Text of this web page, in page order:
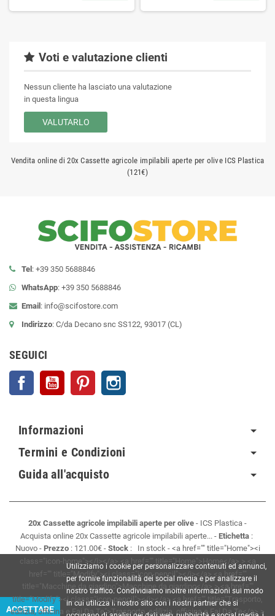
Voti e valutazione clienti
Nessun cliente ha lasciato una valutazione
in questa lingua
VALUTARLO
Vendita online di 20x Cassette agricole impilabili aperte per olive ICS Plastica
(121€)
Tel: +39 350 5688846
WhatsApp: +39 350 5688846
Email: info@scifostore.com
Indirizzo: C/da Decano snc SS122, 93017 (CL)
SEGUICI
Facebook YouTube Pinterest
Informazioni
Termini e Condizioni
Guida all'acquisto
20x Cassette agricole impilabili aperte per olive - ICS Plastica -
Acquista online 20x Cassette agricole impilabili aperte... - Etichetta :
Nuovo- Prezzo: 121.00€- Stock: In stock - <a href="" title="Home"><i
class="icon-home"></i></a> <a href="" title="Home">Home</a> > <a
href="" title="Modify"><i class="icon-pencil"></i></a> <a href=""
title="Macchine da giardino">Macchine da giardino</a> > <a href=""
title="Modify"><i class="icon-pencil"></i></a> <a href="" title="Trasporto,
edilizia, officina e Fai Da Te">Trasporto, edilizia, officina e Fai Da Te</a> >
ACCETTARE
Utilizziamo i cookie per personalizzare contenuti ed annunci,
per fornire funzionalità dei social media e per analizzare il
nostro traffico. Condividiamo inoltre informazioni sul modo
in cui utilizza il nostro sito con i nostri partner che si